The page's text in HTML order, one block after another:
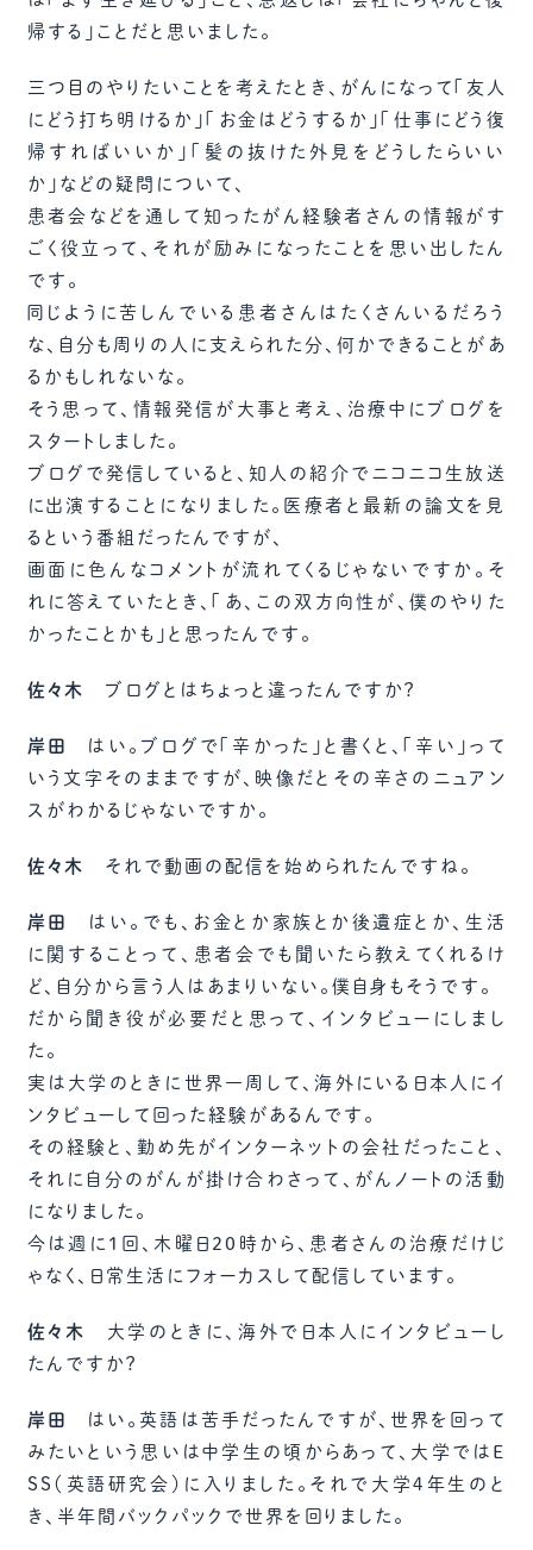
帰する」ことだと思いました。
三つ目のやりたいことを考えたとき、がんになって「友人
にどう打ち明けるか」「お金はどうするか」「仕事にどう復
帰すればいいか」「髪の抜けた外見をどうしたらいい
か」などの疑問について、
患者会などを通して知ったがん経験者さんの情報がす
ごく役立って、それが励みになったことを思い出したん
です。
同じように苦しんでいる患者さんはたくさんいるだろう
な、自分も周りの人に支えられた分、何かできることがあ
るかもしれないな。
そう思って、情報発信が大事と考え、治療中にブログを
スタートしました。
ブログで発信していると、知人の紹介でニコニコ生放送
に出演することになりました。医療者と最新の論文を見
るという番組だったんですが、
画面に色んなコメントが流れてくるじゃないですか。そ
れに答えていたとき、「あ、この双方向性が、僕のやりた
かったことかも」と思ったんです。
佐々木 ブログとはちょっと違ったんですか？
岸田
はい。ブログで「辛かった」と書くと、「辛い」って
いう文字そのままですが、映像だとその辛さのニュアン
スがわかるじゃないですか。
佐々木 それで動画の配信を始められたんですね。
岸田
はい。でも、お金とか家族とか後遺症とか、生活
に関することって、患者会でも聞いたら教えてくれるけ
ど、自分から言う人はあまりいない。僕自身もそうです。
だから聞き役が必要だと思って、インタビューにしまし
た。
実は大学のときに世界一周して、海外にいる日本人にイ
ンタビューして回った経験があるんです。
その経験と、勤め先がインターネットの会社だったこと、
それに自分のがんが掛け合わさって、がんノートの活動
になりました。
今は週に1回、木曜日20時から、患者さんの治療だけじ
ゃなく、日常生活にフォーカスして配信しています。
佐々木
大学のときに、海外で日本人にインタビューし
たんですか？
岸田
はい。英語は苦手だったんですが、世界を回って
みたいという思いは中学生の頃からあって、大学ではE
SS（英語研究会）に入りました。それで大学４年生のと
き、半年間バックパックで世界を回りました。